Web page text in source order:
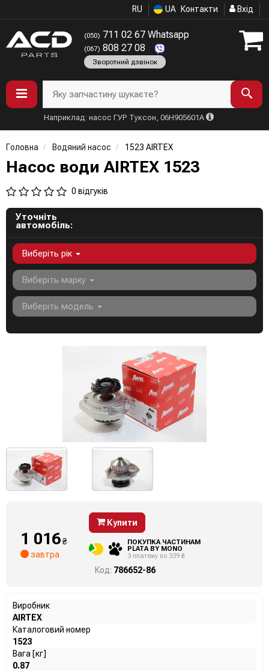
RU UA Контакти Вхід
(050) 711 02 67 Whatsapp
(067) 808 27 08
Зворотний дзвінок
Яку запчастину шукаєте?
Наприклад: насос ГУР Туксон, 06H905601A
Головна Водяний насос 1523 AIRTEX
Насос води AIRTEX 1523
0 відгуків
Уточніть
автомобіль:
Виберіть рік
Виберіть марку
Виберіть модель
1 016₴
завтра
Купити
ПОКУПКА ЧАСТИНАМ
PLATA BY MONO
3 платежу по 339 ₴
Код: 786652-86
Виробник
AIRTEX
Каталоговий номер
1523
Вага [кг]
0.87